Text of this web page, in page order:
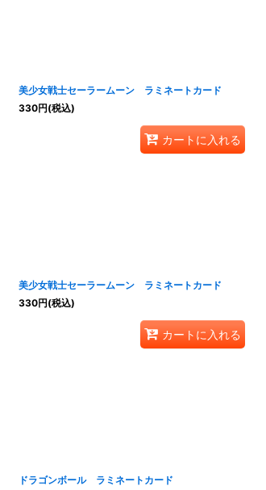
美少女戦士セーラームーン ラミネートカード
330円(税込)
カートに入れる
美少女戦士セーラームーン ラミネートカード
330円(税込)
カートに入れる
ドラゴンボール ラミネートカード